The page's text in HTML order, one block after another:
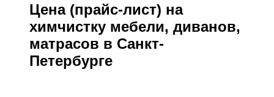
Цена (прайс-лист) на
химчистку мебели, диванов,
матрасов в Санкт-
Петербурге